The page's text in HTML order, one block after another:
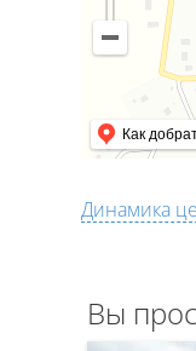
Как
Динамика
Вы